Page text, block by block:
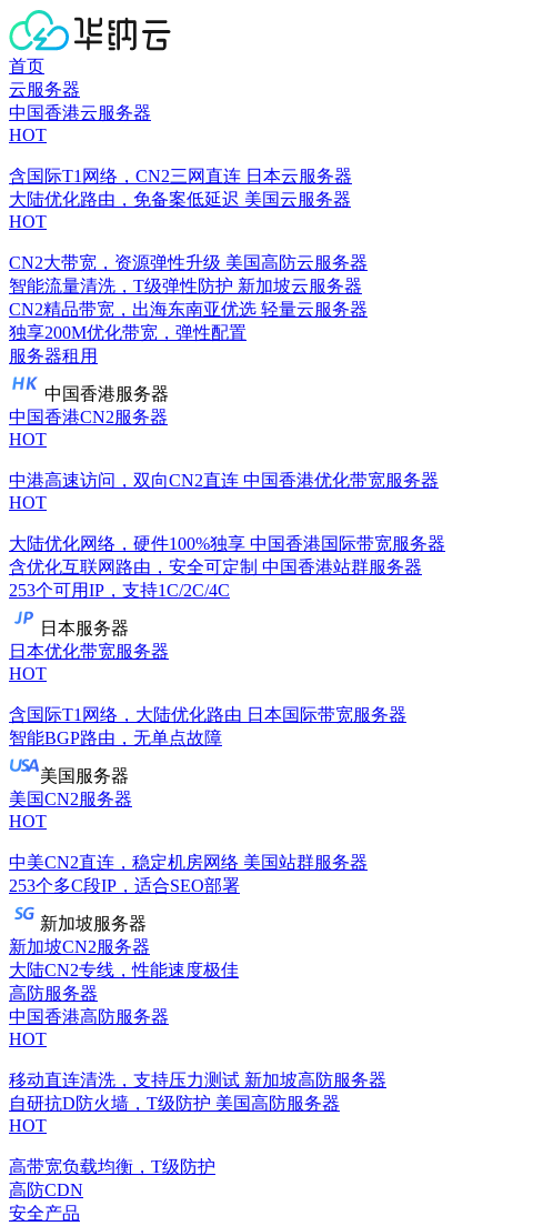
首页
云服务器
中国香港云服务器
HOT
含国际T1网络，CN2三网直连 日本云服务器
大陆优化路由，免备案低延迟 美国云服务器
HOT
CN2大带宽，资源弹性升级 美国高防云服务器
智能流量清洗，T级弹性防护 新加坡云服务器
CN2精品带宽，出海东南亚优选 轻量云服务器
独享200M优化带宽，弹性配置
服务器租用
中国香港服务器
中国香港CN2服务器
HOT
中港高速访问，双向CN2直连 中国香港优化带宽服务器
HOT
大陆优化网络，硬件100%独享 中国香港国际带宽服务器
含优化互联网路由，安全可定制 中国香港站群服务器
253个可用IP，支持1C/2C/4C
日本服务器
日本优化带宽服务器
HOT
含国际T1网络，大陆优化路由 日本国际带宽服务器
智能BGP路由，无单点故障
美国服务器
美国CN2服务器
HOT
中美CN2直连，稳定机房网络 美国站群服务器
253个多C段IP，适合SEO部署
新加坡服务器
新加坡CN2服务器
大陆CN2专线，性能速度极佳
高防服务器
中国香港高防服务器
HOT
移动直连清洗，支持压力测试 新加坡高防服务器
自研抗D防火墙，T级防护 美国高防服务器
HOT
高带宽负载均衡，T级防护
高防CDN
安全产品